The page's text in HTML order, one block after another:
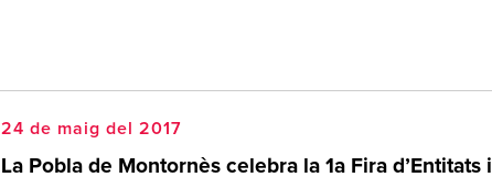
24 de maig del 2017
La Pobla de Montornès celebra la 1a Fira d’Entitats i